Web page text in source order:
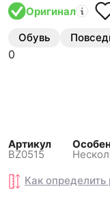
Оригинал
Обувь
0
Артикул
BZ0515
Как определить
Как определить